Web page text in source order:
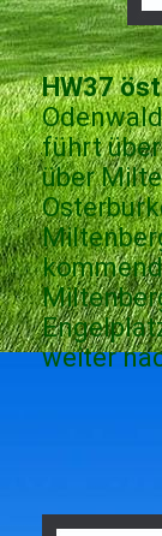
HW37
führt
über
weiter